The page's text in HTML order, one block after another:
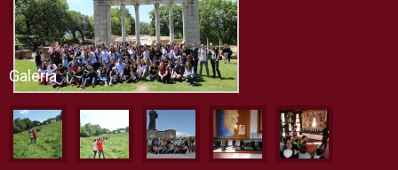
Galeria